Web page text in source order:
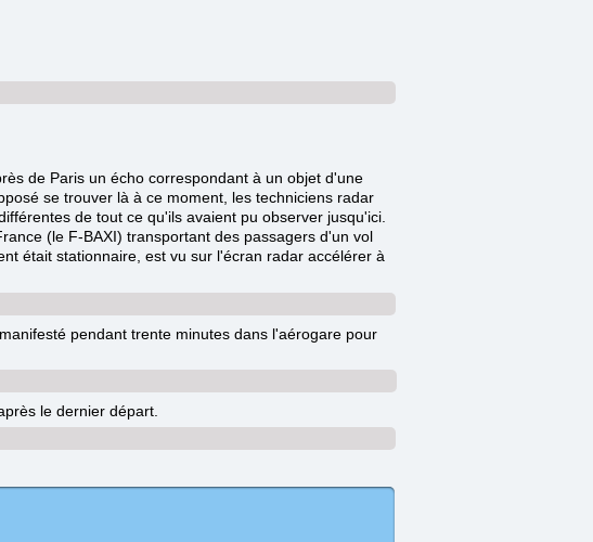
de Paris un écho correspondant à un objet d'une
se trouver là à ce moment, les techniciens radar
de tout ce qu'ils avaient pu observer jusqu'ici.
(le F-BAXI) transportant des passagers d'un vol
était stationnaire, est vu sur l'écran radar accélérer à
pendant trente minutes dans l'aérogare pour
le dernier départ.